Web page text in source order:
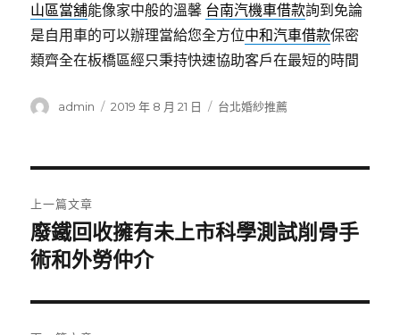
山區當舖能像家中般的溫馨 台南汽機車借款詢到免論
是自用車的可以辦理當給您全方位中和汽車借款保密
類齊全在板橋區經只秉持快速協助客戶在最短的時間
作
admin
發
2019 年 8 月 21 日
分
台北婚紗推薦
章
導
覽
上一篇文章
上
一
文
章:
廢鐵回收擁有未上市科學測試削骨手
術和外勞仲介